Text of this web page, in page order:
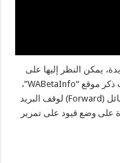
يمكن النظر إليها على
أنها إيجابية للبعض، لكنها سلبية للبعض الآخر، حيث ذكر موقع “WABetaInfo”،
أن واتساب يختبر حاليّا تقنية الحد من تمرير الرسائل (Forward) لوقف البريد
على وضع قيود على تمرير